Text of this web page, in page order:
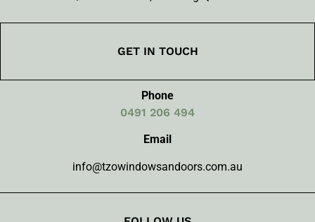
GET IN TOUCH
Phone
0491 206 494
Email
info@tzowindowsandoors.com.au